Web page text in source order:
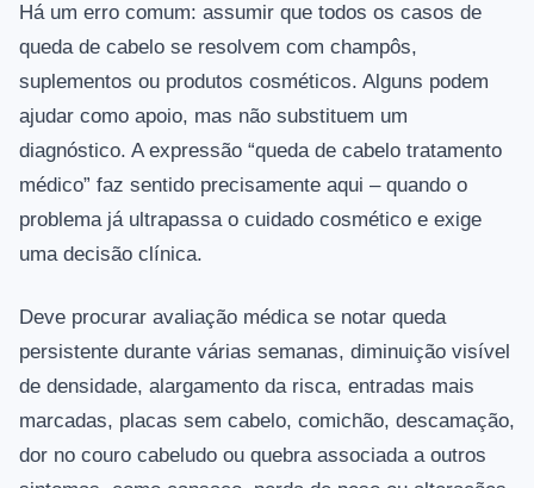
Há um erro comum: assumir que todos os casos de
queda de cabelo se resolvem com champôs,
suplementos ou produtos cosméticos. Alguns podem
ajudar como apoio, mas não substituem um
diagnóstico. A expressão “queda de cabelo tratamento
médico” faz sentido precisamente aqui – quando o
problema já ultrapassa o cuidado cosmético e exige
uma decisão clínica.
Deve procurar avaliação médica se notar queda
persistente durante várias semanas, diminuição visível
de densidade, alargamento da risca, entradas mais
marcadas, placas sem cabelo, comichão, descamação,
dor no couro cabeludo ou quebra associada a outros